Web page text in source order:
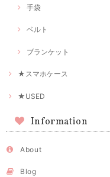
手袋
ベルト
ブランケット
★スマホケース
★USED
Information
About
Blog